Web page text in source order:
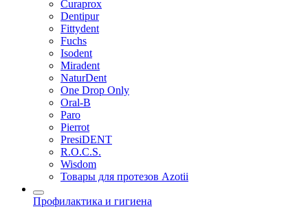
Curaprox
Dentipur
Fittydent
Fuchs
Isodent
Miradent
NaturDent
One Drop Only
Oral-B
Paro
Pierrot
PresiDENT
R.O.C.S.
Wisdom
Товары для протезов Azotii
Профилактика и гигиена